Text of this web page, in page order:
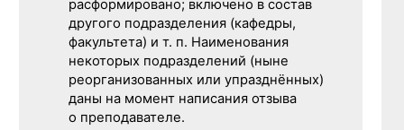
расформировано; включено в состав
другого подразделения (кафедры,
факультета) и т. п. Наименования
некоторых подразделений (ныне
реорганизованных или упразднённых)
даны на момент написания отзыва
о преподавателе.